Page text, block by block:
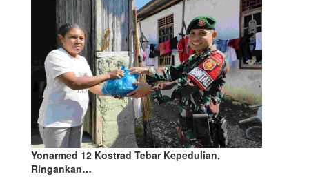
Yonarmed 12 Kostrad Tebar Kepedulian,
Ringankan…